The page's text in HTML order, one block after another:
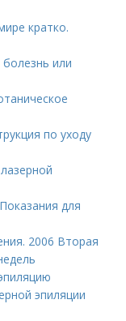
кратко.
или
по уходу
для
2006 Вторая
эпиляции